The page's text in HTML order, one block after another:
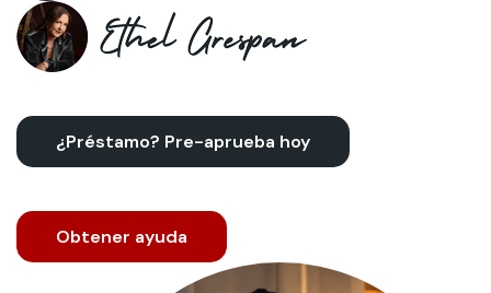
¿Préstamo? Pre-aprueba hoy
Obtener ayuda